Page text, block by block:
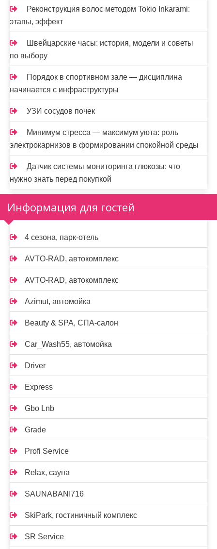
Реконструкция волос методом Tokio Inkarami:
этапы, эффект
Швейцарские часы: история, модели и советы
по выбору
Порядок в спортивном зале — дисциплина
начинается с инфраструктуры
УЗИ сосудов почек
Минимум стресса — максимум уюта: роль
электрокарнизов в формировании спокойной среды
Датчик системы мониторинга глюкозы: что
нужно знать перед покупкой
Информация для гостей
4 сезона, парк-отель
AVTO-RAD, автокомплекс
AVTO-RAD, автокомплекс
Azimut, автомойка
Beauty & SPA, СПА-салон
Car_Wash55, автомойка
Driver
Express
Gbo Lnb
Grade
Profi Service
Relax, сауна
SAUNABANI716
SkiPark, гостиничный комплекс
SR Service